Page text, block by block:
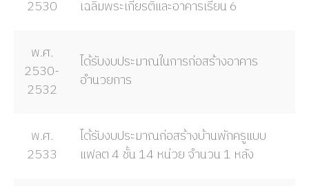
2530
เฉลิมพระเกียรติและอาคารเรียน 6
พ.ศ.
2530-
2532
ได้รับงบประมาณในการก่อสร้างอาคาร
อำนวยการ
พ.ศ.
2533
ได้รับงบประมาณก่อสร้างบ้านพักครูแบบ
แฟลต 4 ชั้น 14 หน่วย จำนวน 1 หลัง